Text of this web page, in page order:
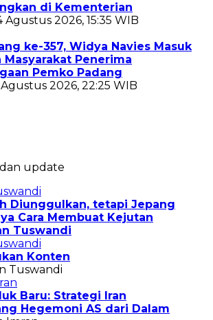
di Kementerian
Agustus 2026, 15:35 WIB
ke-357, Widya Navies Masuk
Masyarakat Penerima
Pemko Padang
2026, 22:25 WIB
update
Diunggulkan, tetapi Jepang
Cara Membuat Kejutan
Tuswandi
Konten
Tuswandi
Baru: Strategi Iran
Hegemoni AS dari Dalam